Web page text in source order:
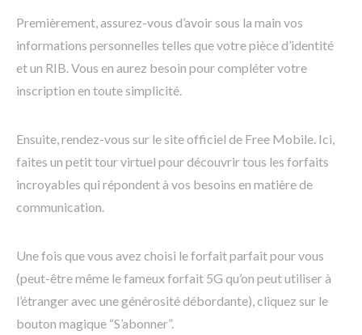
Premièrement, assurez-vous d’avoir sous la main vos
informations personnelles telles que votre pièce d’identité
et un RIB. Vous en aurez besoin pour compléter votre
inscription en toute simplicité.
Ensuite, rendez-vous sur le site officiel de Free Mobile. Ici,
faites un petit tour virtuel pour découvrir tous les forfaits
incroyables qui répondent à vos besoins en matière de
communication.
Une fois que vous avez choisi le forfait parfait pour vous
(peut-être même le fameux forfait 5G qu’on peut utiliser à
l’étranger avec une générosité débordante), cliquez sur le
bouton magique “S’abonner”.